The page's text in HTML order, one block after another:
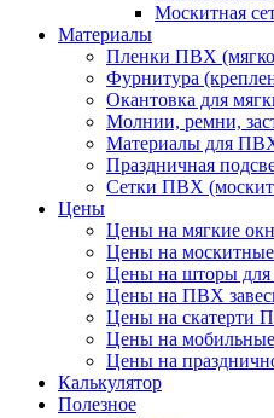
Москитная
Материалы
Пленки ПВХ
Фурнитура
Окантовка для
Молнии, ремни,
Материалы для
Праздничная
Сетки ПВХ
Цены
Цены на мягкие
Цены на москитные
Цены на шторы для
Цены на ПВХ
Цены на скатерти
Цены на
Цены на
Калькулятор
Полезное